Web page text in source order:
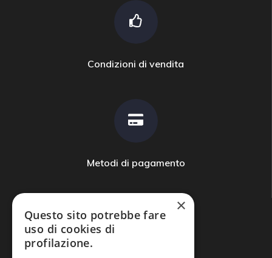
Condizioni di vendita
Metodi di pagamento
×
Questo sito potrebbe fare
uso di cookies di
profilazione.